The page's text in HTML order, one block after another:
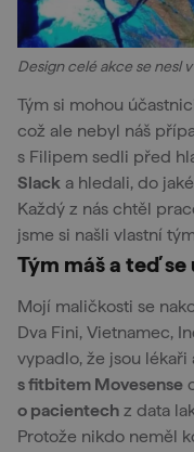
Design celé akce se nesl
Tým si mohou
což ale nebyl náš
s Filipem sedli před
Slack a hledali, do
Každý z nás chtěl
jsme si našli vlastní
Tým máš a teď se
Mojí maličkosti se
Dva Fini, Vietnamec,
vypadlo, že jsou
s fitbitem Movesense
o pacientech z data
Protože nikdo neměl